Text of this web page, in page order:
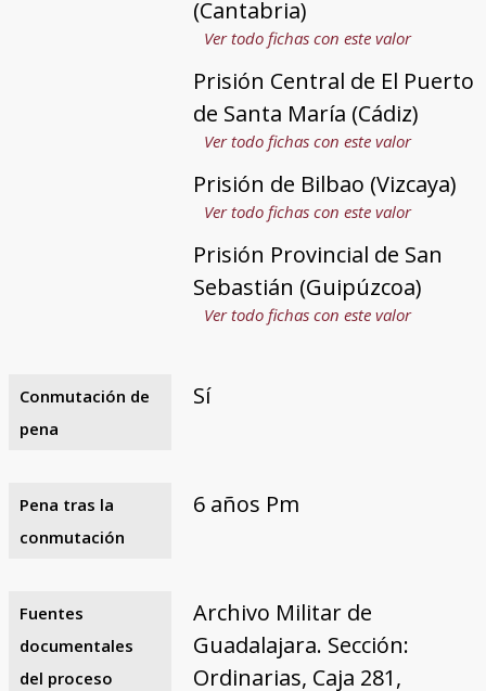
(Cantabria)
Ver todo fichas con este valor
Prisión Central de El Puerto
de Santa María (Cádiz)
Ver todo fichas con este valor
Prisión de Bilbao (Vizcaya)
Ver todo fichas con este valor
Prisión Provincial de San
Sebastián (Guipúzcoa)
Ver todo fichas con este valor
Conmutación de
pena
Sí
Pena tras la
conmutación
6 años Pm
Fuentes
documentales
del proceso
Archivo Militar de
Guadalajara. Sección:
Ordinarias, Caja 281,